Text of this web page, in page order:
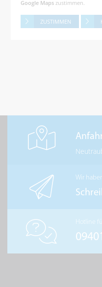
Google Maps zustimmen.
ZUSTIMMEN
Wir
Hotline